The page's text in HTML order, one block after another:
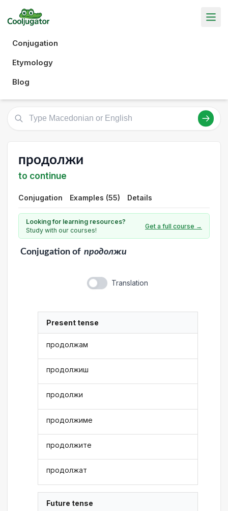
Conjugation
Etymology
Blog
продолжи
to continue
Conjugation Examples (55) Details
Looking for learning resources?
Study with our courses!
Get a full course →
Conjugationof продолжи
Translation
Present tense
продолжам
продолжиш
продолжи
продолжиме
продолжите
продолжат
Future tense